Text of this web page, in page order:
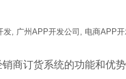
发, 广州APP开发公司 , 电商APP
销商订货系统的功能和优势